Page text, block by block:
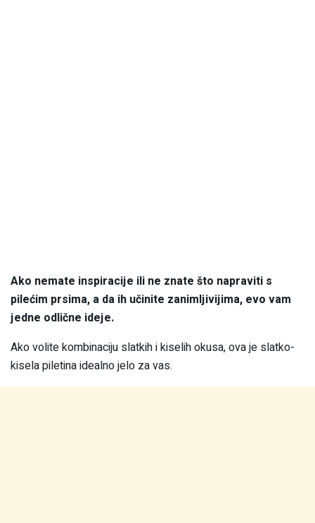
Ako nemate inspiracije ili ne znate što napraviti s
pilećim prsima, a da ih učinite zanimljivijima, evo vam
jedne odlične ideje.
Ako volite kombinaciju slatkih i kiselih okusa, ova je slatko-
kisela piletina idealno jelo za vas.